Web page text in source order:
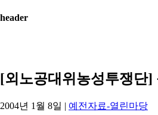
header
[외노공대위농성투쟁단]
2004년 1월 8일 | 예전자료-열린마당